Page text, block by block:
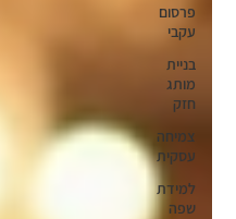
פרסום
עקבי
בניית
מותג
חזק
צמיחה
עסקית
למידת
שפה